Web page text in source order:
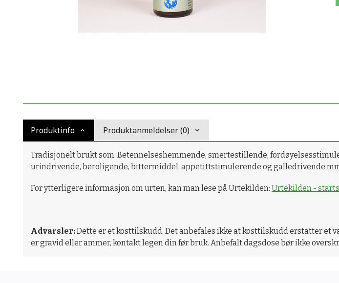
Produktinfo Produktanmeldelser (0)
Tradisjonelt brukt som: Betennelseshemmende, smertestillende,
urindrivende, beroligende, bittermiddel, appetittstimulerende og galledrivende
For ytterligere informasjon om urten, kan man lese på Urtekilden: Urtekilden -
Advarsler:Dette er et kosttilskudd. Det anbefales ikke at kosttilskudd erstatter
er gravid eller ammer, kontakt legen din før bruk. Anbefalt dagsdose bør ikke